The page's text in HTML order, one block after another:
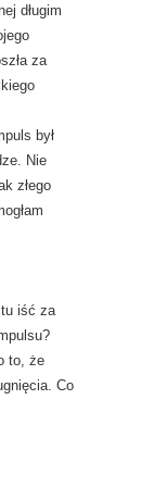
długim
za
był
Nie
złego
iść za
to, że
Co